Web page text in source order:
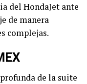
del HondaJet ante
de manera
complejas.
de la suite